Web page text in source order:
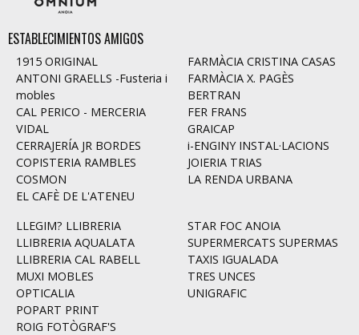
ESTABLECIMIENTOS AMIGOS
1915 ORIGINAL
ANTONI GRAELLS -Fusteria i
mobles
CAL PERICO - MERCERIA
VIDAL
CERRAJERÍA JR BORDES
COPISTERIA RAMBLES
COSMON
EL CAFÈ DE L'ATENEU
FARMÀCIA CRISTINA CASAS
FARMÀCIA X. PAGÈS
BERTRAN
FER FRANS
GRAICAP
i-ENGINY INSTAL·LACIONS
JOIERIA TRIAS
LA RENDA URBANA
LLEGIM? LLIBRERIA
LLIBRERIA AQUALATA
LLIBRERIA CAL RABELL
MUXI MOBLES
OPTICALIA
POPART PRINT
ROIG FOTÒGRAF'S
STAR FOC ANOIA
SUPERMERCATS SUPERMAS
TAXIS IGUALADA
TRES UNCES
UNIGRAFIC